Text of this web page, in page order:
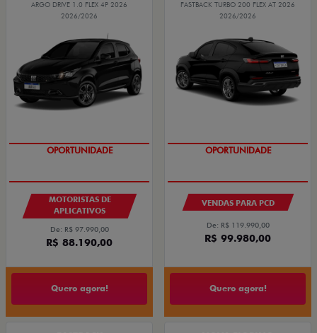
ARGO DRIVE 1.0 FLEX 4P 2026
2026/2026
OPORTUNIDADE
MOTORISTAS DE
APLICATIVOS
De: R$ 97.990,00
R$ 88.190,00
Quero agora!
FASTBACK TURBO 200 FLEX AT 2026
2026/2026
OPORTUNIDADE
VENDAS PARA PCD
De: R$ 119.990,00
R$ 99.980,00
Quero agora!